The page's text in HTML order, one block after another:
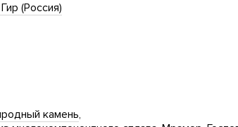
(Россия)
камень